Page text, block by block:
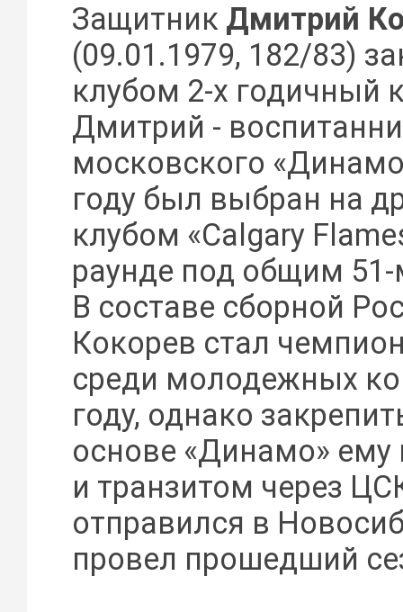
Защитник Дмитрий
(09.01.1979, 182/83)
клубом 2-х годичный
Дмитрий -
московского
году был выбран на
клубом «Calgary
раунде под общим
В составе сборной
Кокорев стал
среди молодежных
году, однако
основе «Динамо» ему
и транзитом через
отправился в
провел прошедший